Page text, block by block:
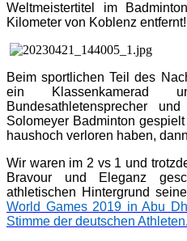
Weltmeistertitel im
Kilometer von Koblenz entfernt!
Beim sportlichen Teil des
ein
Bundesathletensprecher
Solomeyer Badminton
haushoch verloren haben,
Wir waren im 2 vs 1 und
Bravour und Eleganz
athletischen Hintergrund
World Games 2019 in Abu
Stimme der deutschen Athleten.